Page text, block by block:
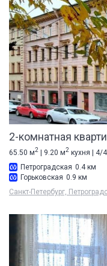
2-комнатная
65.50 м2 | 9.20 м2 кухня | 4/
Петроградская 0.4 км
Горьковская 0.9 км
Санкт-Петербург,